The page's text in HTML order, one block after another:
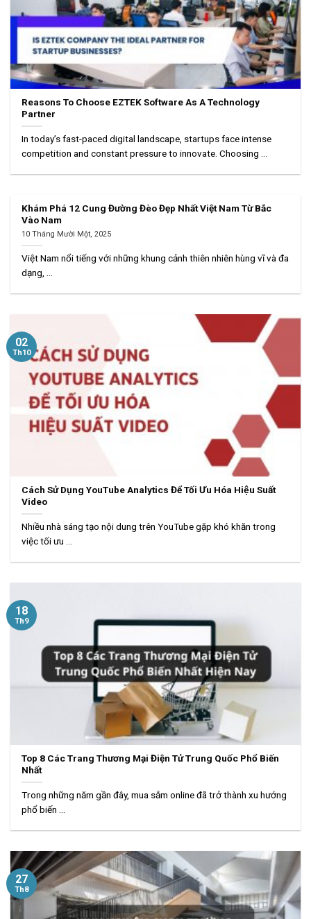
Reasons To Choose EZTEK Software As A Technology
Partner
In today’s fast-paced digital landscape, startups face intense
competition and constant pressure to innovate. Choosing ...
Khám Phá 12 Cung Đường Đèo Đẹp Nhất Việt Nam Từ Bắc
Vào Nam
10 Tháng Mười Một, 2025
Việt Nam nổi tiếng với những khung cảnh thiên nhiên hùng vĩ và đa
dạng, ...
Cách Sử Dụng YouTube Analytics Để Tối Ưu Hóa Hiệu Suất
Video
Nhiều nhà sáng tạo nội dung trên YouTube gặp khó khăn trong
việc tối ưu ...
02
Th10
Top 8 Các Trang Thương Mại Điện Tử Trung Quốc Phổ Biến
Nhất
Trong những năm gần đây, mua sắm online đã trở thành xu hướng
phổ biến ...
18
Th9
27
Th8